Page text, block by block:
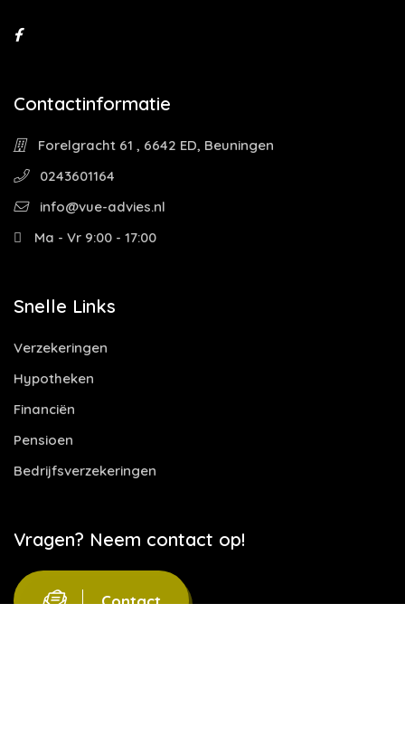
Contactinformatie
Forelgracht 61 , 6642 ED, Beuningen
0243601164
info@vue-advies.nl
Ma - Vr 9:00 - 17:00
Snelle Links
Verzekeringen
Hypotheken
Financiën
Pensioen
Bedrijfsverzekeringen
Vragen? Neem contact op!
Contact